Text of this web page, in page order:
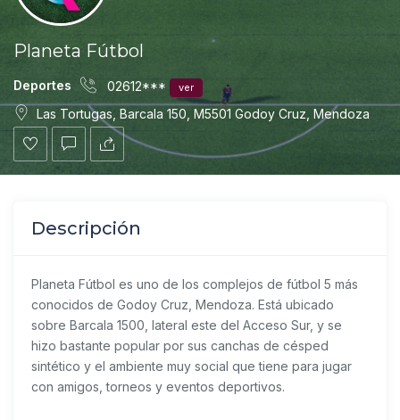
Planeta Fútbol
Deportes 02612*** ver
Las Tortugas, Barcala 150, M5501 Godoy Cruz, Mendoza
Descripción
Planeta Fútbol es uno de los complejos de fútbol 5 más
conocidos de Godoy Cruz, Mendoza. Está ubicado
sobre Barcala 1500, lateral este del Acceso Sur, y se
hizo bastante popular por sus canchas de césped
sintético y el ambiente muy social que tiene para jugar
con amigos, torneos y eventos deportivos.